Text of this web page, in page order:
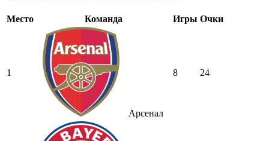
Место Команда Игры Очки
1
Арсенал
8 24